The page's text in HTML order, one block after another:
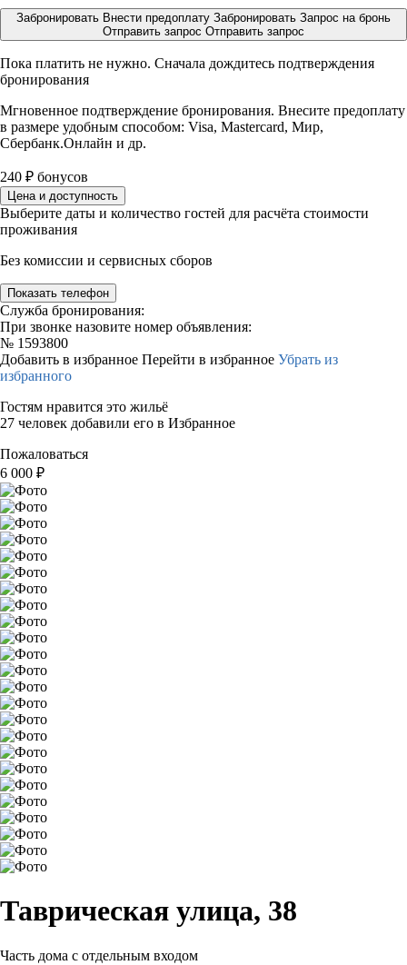
Забронировать Внести предоплату Забронировать Запрос на бронь
Отправить запрос Отправить запрос
Пока платить не нужно. Сначала дождитесь подтверждения
бронирования
Мгновенное подтверждение бронирования. Внесите предоплату
в размере удобным способом: Visa, Mastercard, Мир,
Сбербанк.Онлайн и др.
240 ₽ бонусов
Цена и доступность
Выберите даты и количество гостей для расчёта стоимости
проживания
Без комиссии и сервисных сборов
Показать телефон
Служба бронирования:
При звонке назовите номер объявления:
№ 1593800
Добавить в избранное Перейти в избранное Убрать из
избранного
Гостям нравится это жильё
27 человек добавили его в Избранное
Пожаловаться
6 000 ₽
Таврическая улица, 38
Часть дома с отдельным входом